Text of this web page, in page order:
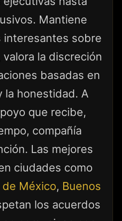
Mantiene
interesantes sobre
la discreción
basadas en
la honestidad. A
que recibe,
compañía
Las mejores
ciudades como
México, Buenos
los acuerdos